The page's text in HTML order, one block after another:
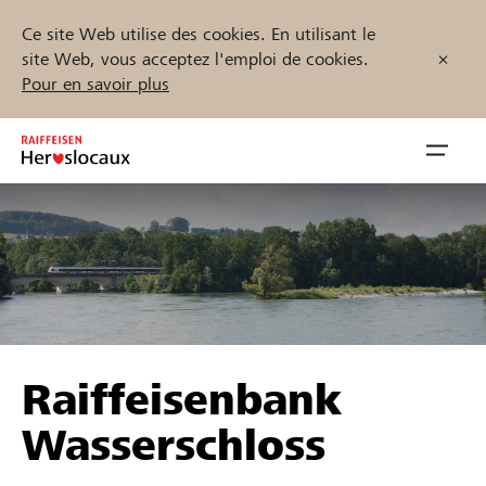
Ce site Web utilise des cookies. En utilisant le
site Web, vous acceptez l'emploi de cookies.
Pour en savoir plus
Inhalt
springen
öffnen
Parrainer
Soutien & assistance
Trouvez des projets et des organisations
Démarrez maintenant
Raiffeisenbank
Wasserschloss